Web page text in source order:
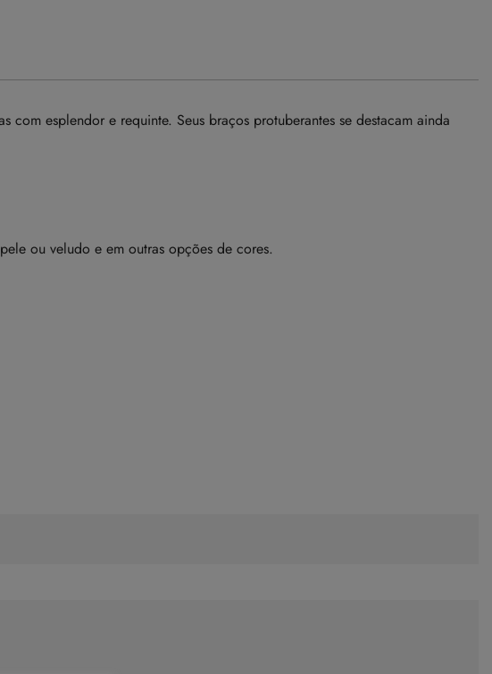
esplendor e requinte. Seus braços protuberantes se destacam ainda
ou veludo e em outras opções de cores.